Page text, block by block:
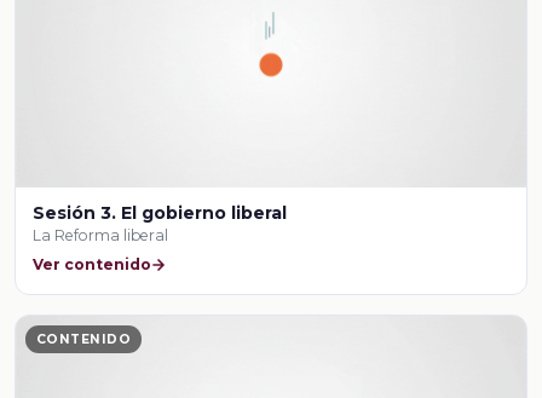
Sesión 3. El gobierno liberal
La Reforma liberal
Ver contenido
CONTENIDO